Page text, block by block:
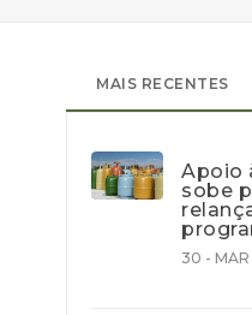
MAIS RECENTES
Apoio
sobe
30 -